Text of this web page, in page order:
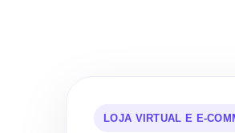
LOJA VIRTUAL E E-